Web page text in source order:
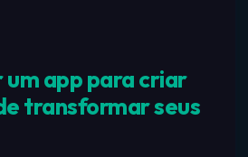
um app para criar
transformar seus